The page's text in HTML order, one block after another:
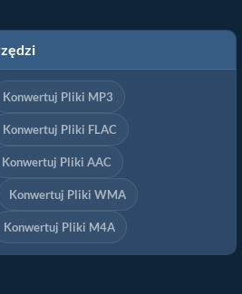
Konwertuj Pliki MP3
Konwertuj Pliki FLAC
Konwertuj Pliki AAC
Konwertuj Pliki WMA
Konwertuj Pliki M4A